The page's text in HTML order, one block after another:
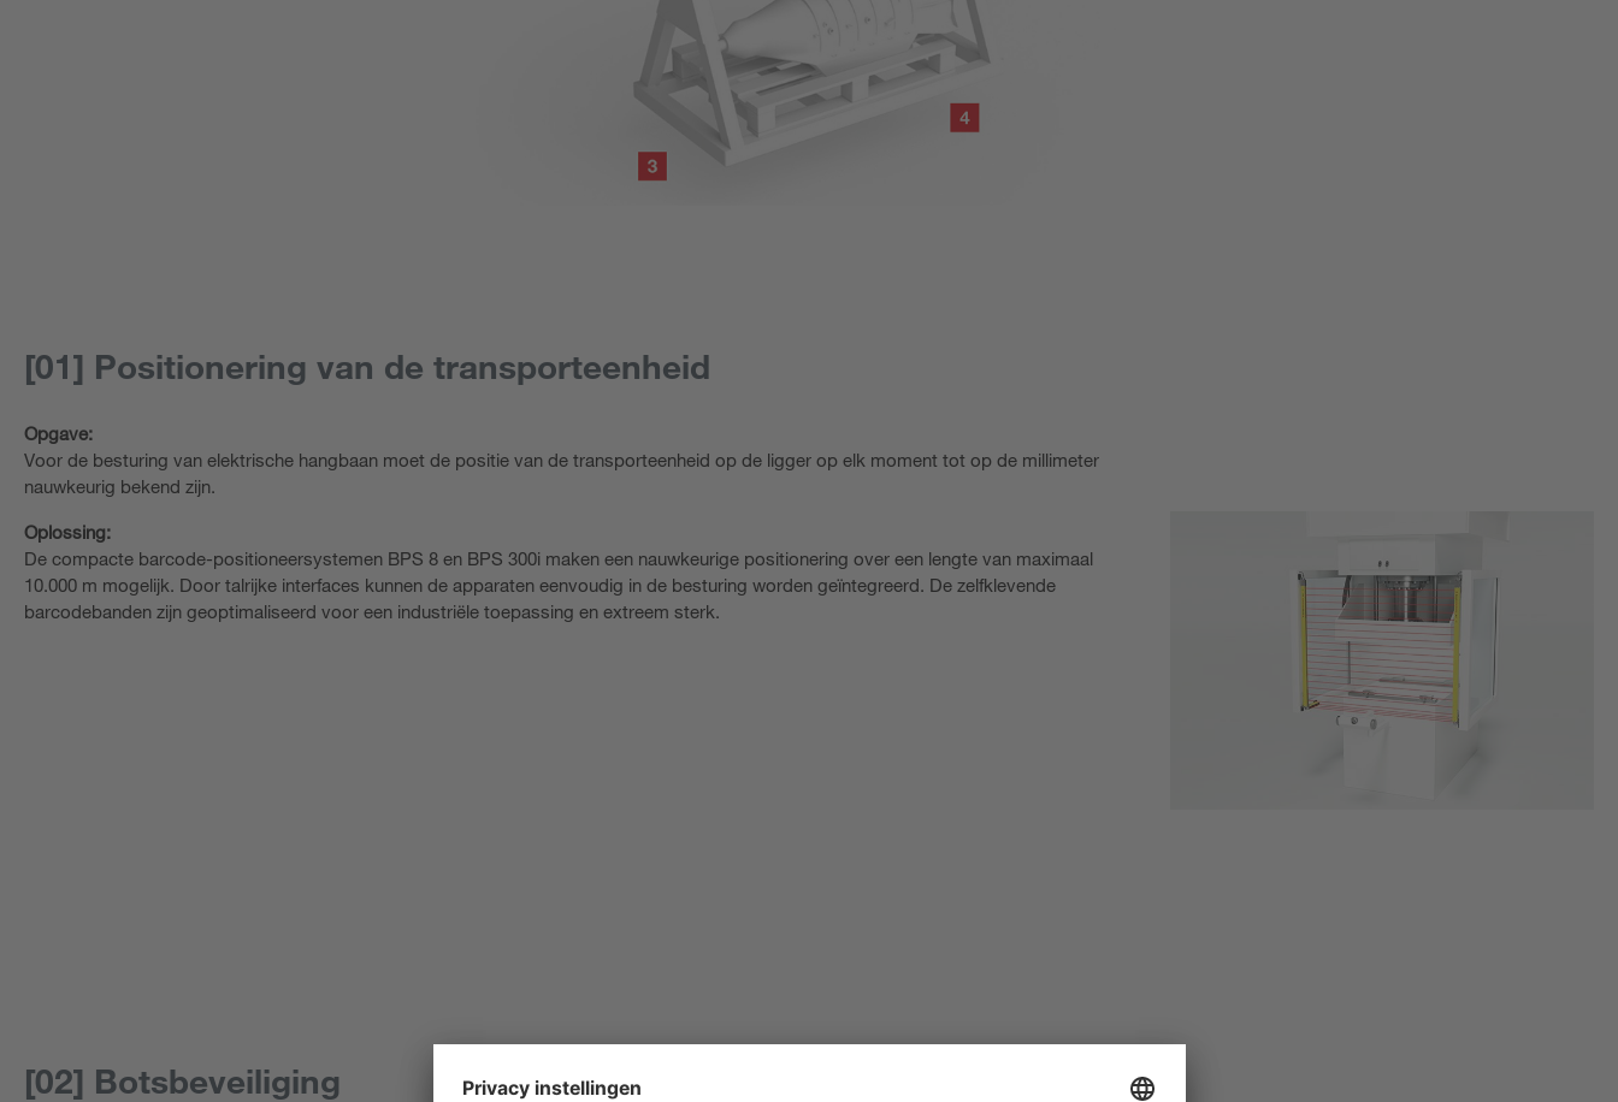
[01] Positionering van de transporteenheid
Opgave:
Voor de besturing van elektrische hangbaan moet de positie van de transporteenheid op de ligger op elk moment tot op de millimeter
nauwkeurig bekend zijn.
Oplossing:
De compacte barcode-positioneersystemen BPS 8 en BPS 300i maken een nauwkeurige positionering over een lengte van maximaal
10.000 m mogelijk. Door talrijke interfaces kunnen de apparaten eenvoudig in de besturing worden geïntegreerd. De zelfklevende
barcodebanden zijn geoptimaliseerd voor een industriële toepassing en extreem sterk.
[02] Botsbeveiliging